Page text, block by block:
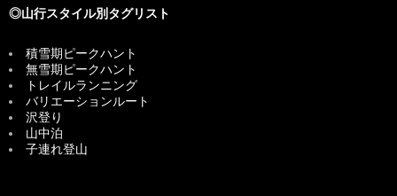
◎山行スタイル別タグリスト
積雪期ピークハント
無雪期ピークハント
トレイルランニング
バリエーションルート
沢登り
山中泊
子連れ登山